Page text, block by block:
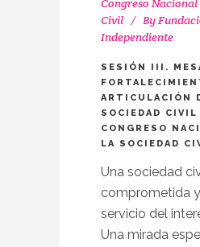
Congreso Nacional
Civil
By
Independiente
SESIÓN III.
ARTICULACIÓN
SOCIEDAD
CONGRESO
LA SOCIEDAD
Una sociedad
comprometida
servicio del
Una mirada